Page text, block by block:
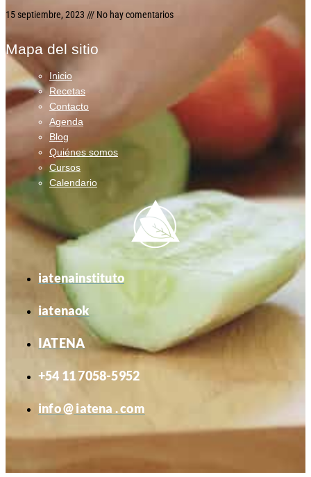
15 septiembre, 2023 No hay comentarios
Mapa del sitio
Inicio
Recetas
Contacto
Agenda
Blog
Quiénes somos
Cursos
Calendario
iatenainstituto
iatenaok
IATENA
+54 11 7058-5952
info @ iatena . com